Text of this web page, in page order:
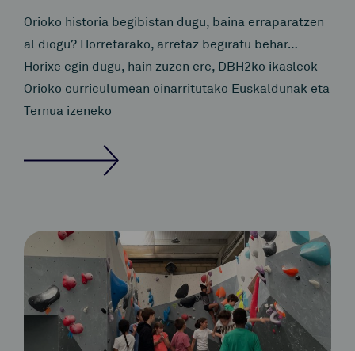
Orioko historia begibistan dugu, baina erraparatzen
al diogu? Horretarako, arretaz begiratu behar…
Horixe egin dugu, hain zuzen ere, DBH2ko ikasleok
Orioko curriculumean oinarritutako Euskaldunak eta
Ternua izeneko